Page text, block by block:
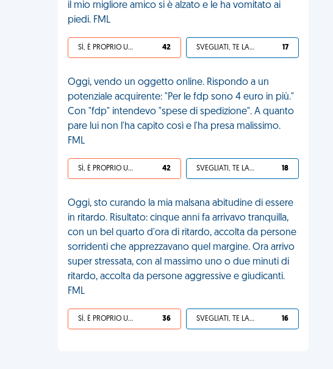
il mio migliore amico si è alzato e le ha vomitato ai
piedi. FML
SÌ, È PROPRIO UNA VDM! 42 SVEGLIATI, TE LA SEI CERCATA! 17
Oggi, vendo un oggetto online. Rispondo a un
potenziale acquirente: "Per le fdp sono 4 euro in più."
Con "fdp" intendevo "spese di spedizione". A quanto
pare lui non l'ha capito così e l'ha presa malissimo.
FML
SÌ, È PROPRIO UNA VDM! 42 SVEGLIATI, TE LA SEI CERCATA! 18
Oggi, sto curando la mia malsana abitudine di essere
in ritardo. Risultato: cinque anni fa arrivavo tranquilla,
con un bel quarto d'ora di ritardo, accolta da persone
sorridenti che apprezzavano quel margine. Ora arrivo
super stressata, con al massimo uno o due minuti di
ritardo, accolta da persone aggressive e giudicanti.
FML
SÌ, È PROPRIO UNA VDM! 36 SVEGLIATI, TE LA SEI CERCATA! 16